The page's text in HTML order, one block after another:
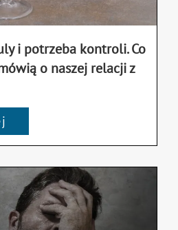
i potrzeba kontroli. Co
o naszej relacji z